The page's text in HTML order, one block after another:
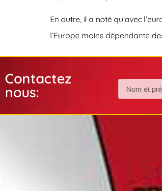
En outre, il a noté qu’avec
l’Europe moins dépendante
Contactez
nous: